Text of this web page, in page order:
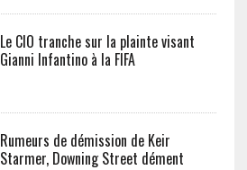
Le CIO tranche sur la plainte visant
Gianni Infantino à la FIFA
Rumeurs de démission de Keir
Starmer, Downing Street dément